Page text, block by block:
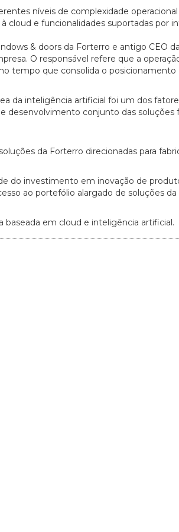
níveis de complexidade
cloud e funcionalidades suportadas por
& doors da Forterro e antigo CEO
O responsável refere que a
tempo que consolida o posicionamento
da inteligência artificial foi um dos
desenvolvimento conjunto das soluções
da Forterro direcionadas para
do investimento em inovação de
ao portefólio alargado de soluções
baseada em cloud e inteligência artificial.